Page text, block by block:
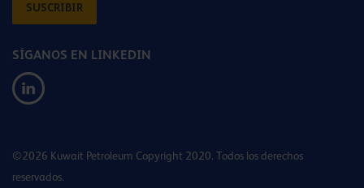
SUSCRIBIR
SÍGANOS EN LINKEDIN
©2026 Kuwait Petroleum Copyright 2020. Todos los derechos
reservados.